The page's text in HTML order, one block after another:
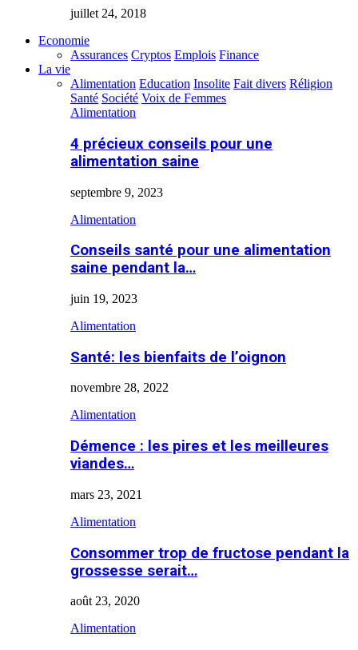
juillet 24, 2018
Economie
Assurances Cryptos Emplois Finance
La vie
Alimentation Education Insolite Fait divers Réligion
Santé Société Voix de Femmes
Alimentation
4 précieux conseils pour une
alimentation saine
septembre 9, 2023
Alimentation
Conseils santé pour une alimentation
saine pendant la…
juin 19, 2023
Alimentation
Santé: les bienfaits de l’oignon
novembre 28, 2022
Alimentation
Démence : les pires et les meilleures
viandes…
mars 23, 2021
Alimentation
Consommer trop de fructose pendant la
grossesse serait…
août 23, 2020
Alimentation